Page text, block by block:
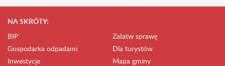
NA SKRÓTY:
BIP
Załatw sprawę
Gospodarka odpadami
Dla turystów
Inwestycje
Mapa gminy